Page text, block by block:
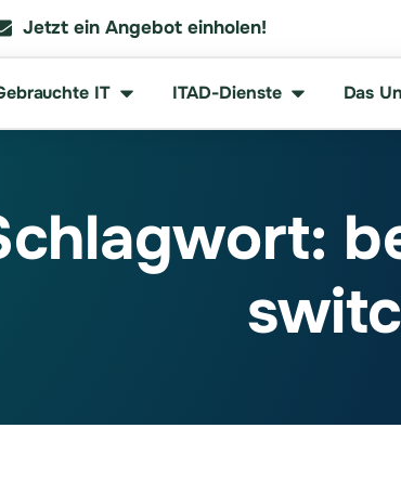
Jetzt ein Angebot einholen!
IT ITAD-Dienste Das